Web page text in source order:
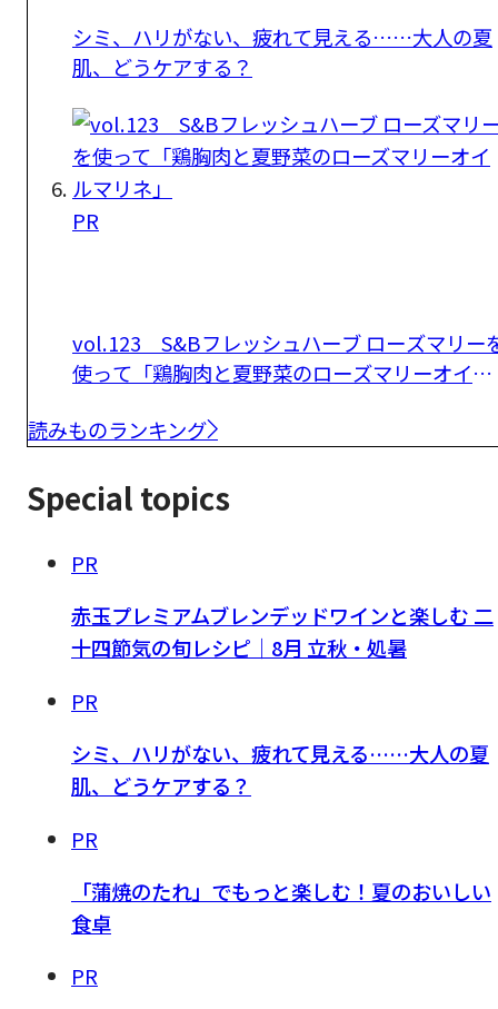
シミ、ハリがない、疲れて見える……大人の夏
肌、どうケアする？
PR
vol.123 S&Bフレッシュハーブ ローズマリー
使って「鶏胸肉と夏野菜のローズマリーオイル
読みものランキング
Special topics
PR
赤玉プレミアムブレンデッドワインと楽しむ 二
十四節気の旬レシピ｜8月 立秋・処暑
PR
シミ、ハリがない、疲れて見える……大人の夏
肌、どうケアする？
PR
「蒲焼のたれ」でもっと楽しむ！夏のおいしい
食卓
PR